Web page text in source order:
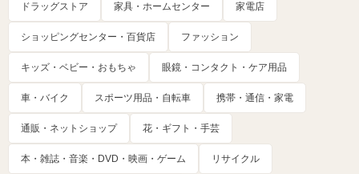
ドラッグストア 家具・ホームセンター 家電店
ショッピングセンター・百貨店 ファッション
キッズ・ベビー・おもちゃ 眼鏡・コンタクト・ケア用品
車・バイク スポーツ用品・自転車 携帯・通信・家電
通販・ネットショップ 花・ギフト・手芸
本・雑誌・音楽・DVD・映画・ゲーム リサイクル